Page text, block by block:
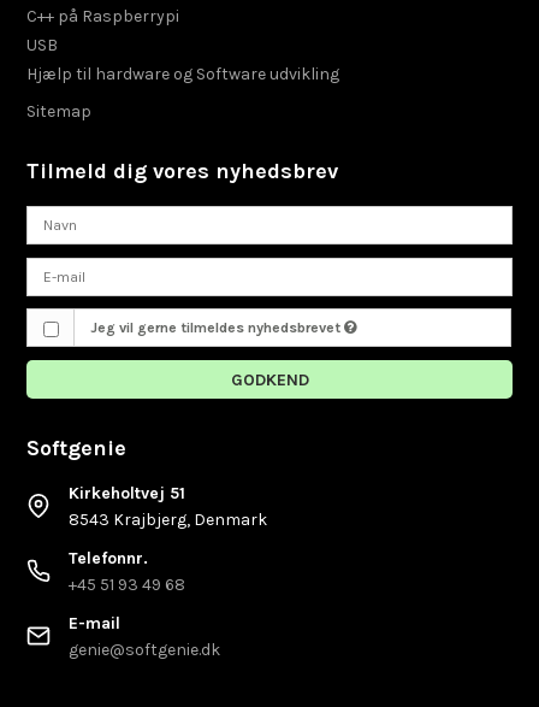
C++ på Raspberrypi
USB
Hjælp til hardware og Software udvikling
Sitemap
Tilmeld dig vores nyhedsbrev
Jeg vil gerne tilmeldes nyhedsbrevet
GODKEND
Softgenie
Kirkeholtvej 51
8543 Krajbjerg, Denmark
Telefonnr.
+45 51 93 49 68
E-mail
genie@softgenie.dk